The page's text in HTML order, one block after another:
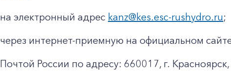
на электронный адрес kanz@kes.esc-rushydro.ru;
через интернет-приемную на официальном
Почтой России по адресу: 660017, г.